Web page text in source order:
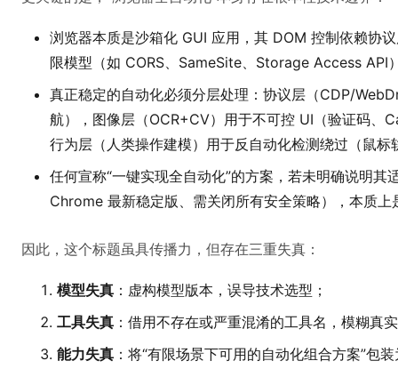
浏览器本质是沙箱化 GUI 应用，其 DOM 控制依赖协
限模型（如 CORS、SameSite、Storage Access API
真正稳定的自动化必须分层处理：协议层（CDP/
航），图像层（OCR+CV）用于不可控 UI（验证码、
行为层（人类操作建模）用于反自动化检测绕过（鼠
任何宣称“一键实现全自动化”的方案，若未明确说明
Chrome 最新稳定版、需关闭所有安全策略），本质上
因此，这个标题虽具传播力，但存在三重失真：
模型失真 ：虚构模型版本，误导技术选型；
工具失真 ：借用不存在或严重混淆的工具名，模糊真
能力失真 ：将“有限场景下可用的自动化组合方案”包